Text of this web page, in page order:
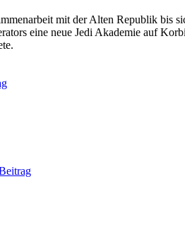
mit der Alten Republik bis
eine neue Jedi Akademie auf